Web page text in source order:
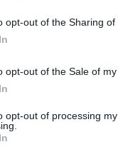
opt-out of the Sharing of
opt-out of the Sale of my
opt-out of processing
Υγείας
Πολυδύναμου
και